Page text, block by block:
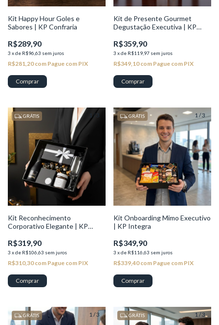
Kit Happy Hour Goles e
Sabores | KP Confraria
R$289,90
3 xde R$96,63 sem juros
R$281,20com Pague com PIX
Kit de Presente Gourmet
Degustação Executiva | KP
R$359,90
3 xde R$119,97 sem juros
R$349,10com Pague com PIX
1/3
GRÁTIS
Kit Reconhecimento
Corporativo Elegante | KP
R$319,90
3 xde R$106,63 sem juros
R$310,30com Pague com PIX
Comprar
1/3
GRÁTIS
Kit Onboarding Mimo Executivo
| KP Integra
R$349,90
3 xde R$116,63 sem juros
R$339,40com Pague com PIX
1/3
GRÁTIS 1/3
GRÁTIS